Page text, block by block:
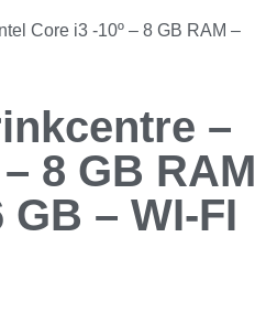
Core i3 -10º – 8 GB RAM –
–
8 GB RAM
GB – WI-FI